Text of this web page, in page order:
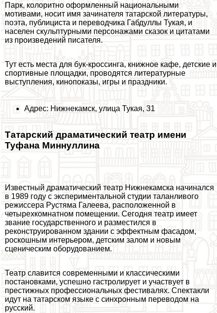
Парк, колоритно оформленный национальными
мотивами, носит имя зачинателя татарской литературы,
поэта, публициста и переводчика Габдуллы Тукая, и
населен скульптурными персонажами сказок и цитатами
из произведений писателя.
Тут есть места для бук-кроссинга, книжное кафе, детские и
спортивные площадки, проводятся литературные
выступления, кинопоказы, игры и праздники.
Адрес: Нижнекамск, улица Тукая, 31
Татарский драматический театр имени
Туфана Миннуллина
Известный драматический театр Нижнекамска начинался
в 1989 году с экспериментальной студии таланливого
режиссера Рустяма Галеева, расположенной в
четырехкомнатном помещении. Сегодня театр имеет
звание государственного и разместился в
реконструированном здании с эффектным фасадом,
роскошным интерьером, детским залом и новым
сценическим оборудованием.
Театр славится современными и классическими
постановками, успешно гастролирует и участвует в
престижных профессиональных фестивалях. Спектакли
идут на татарском языке с синхронным переводом на
русский.